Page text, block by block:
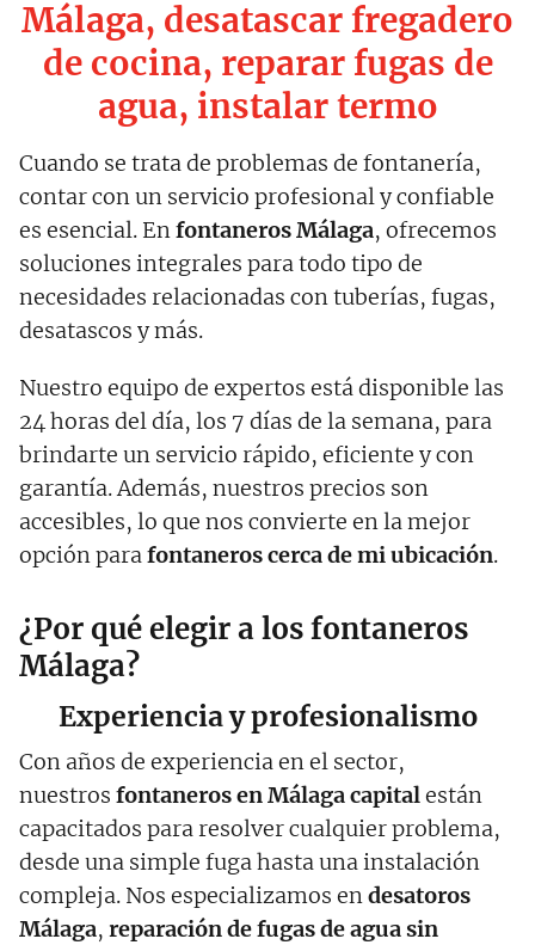
Málaga, desatascar fregadero
de cocina, reparar fugas de
agua, instalar termo
Cuando se trata de problemas de fontanería,
contar con un servicio profesional y confiable
es esencial. Enfontaneros Málaga, ofrecemos
soluciones integrales para todo tipo de
necesidades relacionadas con tuberías, fugas,
desatascos y más.
Nuestro equipo de expertos está disponible las
24 horas del día, los 7 días de la semana, para
brindarte un servicio rápido, eficiente y con
garantía. Además, nuestros precios son
accesibles, lo que nos convierte en la mejor
opción parafontaneros cerca de mi ubicación.
¿Por qué elegir a los fontaneros
Málaga?
Experiencia y profesionalismo
Con años de experiencia en el sector,
nuestros fontaneros en Málaga capitalestán
capacitados para resolver cualquier problema,
desde una simple fuga hasta una instalación
compleja. Nos especializamos endesatoros
Málaga, reparación de fugas de agua sin